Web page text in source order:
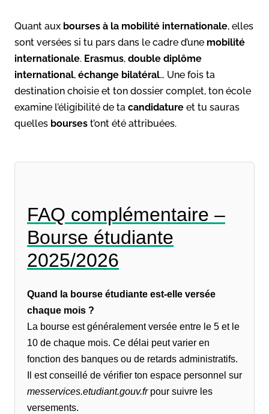
Quant aux bourses à la mobilité internationale, elles
sont versées si tu pars dans le cadre d’une mobilité
internationale. Erasmus, double diplôme
international, échange bilatéral… Une fois ta
destination choisie et ton dossier complet, ton école
examine l’éligibilité de ta candidature et tu sauras
quelles bourses t’ont été attribuées.
FAQ complémentaire –
Bourse étudiante
2025/2026
Quand la bourse étudiante est-elle versée
chaque mois ?
La bourse est généralement versée entre le 5 et le
10 de chaque mois. Ce délai peut varier en
fonction des banques ou de retards administratifs.
Il est conseillé de vérifier ton espace personnel sur
messervices.etudiant.gouv.frpour suivre les
versements.